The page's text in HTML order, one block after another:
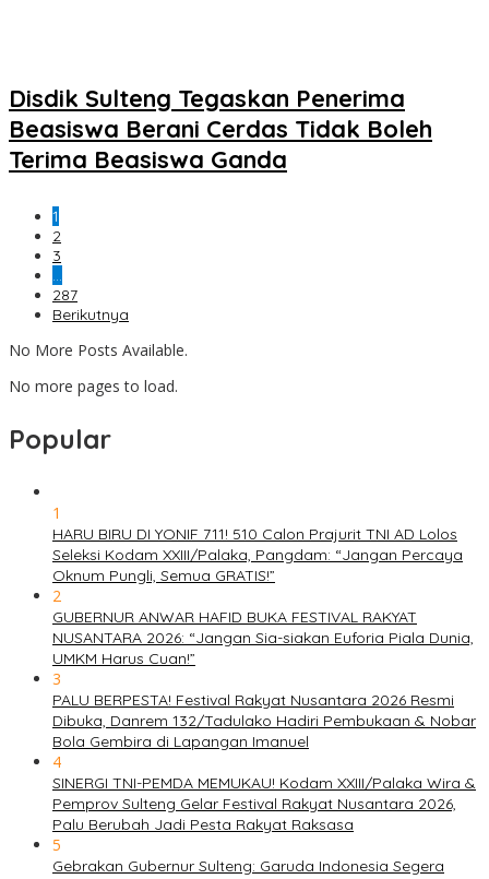
Disdik Sulteng Tegaskan Penerima
Beasiswa Berani Cerdas Tidak Boleh
Terima Beasiswa Ganda
1
2
3
…
287
Berikutnya
No More Posts Available.
No more pages to load.
Popular
1
HARU BIRU DI YONIF 711! 510 Calon Prajurit TNI AD Lolos
Seleksi Kodam XXIII/Palaka, Pangdam: “Jangan Percaya
Oknum Pungli, Semua GRATIS!”
2
GUBERNUR ANWAR HAFID BUKA FESTIVAL RAKYAT
NUSANTARA 2026: “Jangan Sia-siakan Euforia Piala Dunia,
UMKM Harus Cuan!”
3
PALU BERPESTA! Festival Rakyat Nusantara 2026 Resmi
Dibuka, Danrem 132/Tadulako Hadiri Pembukaan & Nobar
Bola Gembira di Lapangan Imanuel
4
SINERGI TNI-PEMDA MEMUKAU! Kodam XXIII/Palaka Wira &
Pemprov Sulteng Gelar Festival Rakyat Nusantara 2026,
Palu Berubah Jadi Pesta Rakyat Raksasa
5
Gebrakan Gubernur Sulteng: Garuda Indonesia Segera